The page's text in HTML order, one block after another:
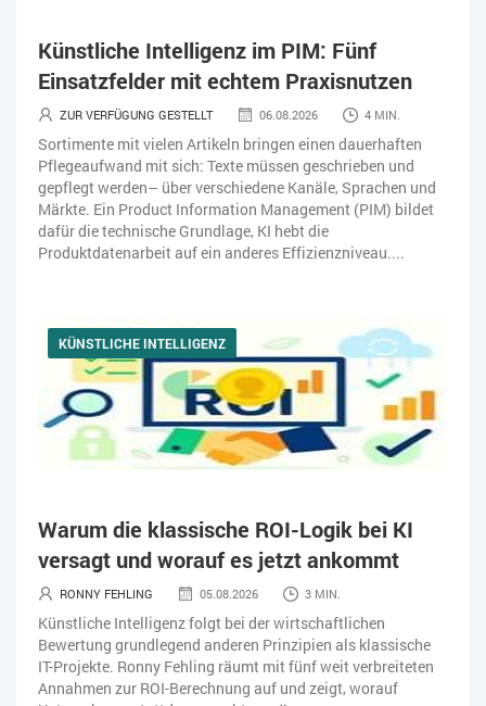
Künstliche Intelligenz im PIM: Fünf
Einsatzfelder mit echtem Praxisnutzen
ZUR VERFÜGUNG GESTELLT 06.08.2026 4 MIN.
Sortimente mit vielen Artikeln bringen einen dauerhaften
Pflegeaufwand mit sich: Texte müssen geschrieben und
gepflegt werden– über verschiedene Kanäle, Sprachen und
Märkte. Ein Product Information Management (PIM) bildet
dafür die technische Grundlage, KI hebt die
Produktdatenarbeit auf ein anderes Effizienzniveau....
KÜNSTLICHE INTELLIGENZ
Warum die klassische ROI-Logik bei KI
versagt und worauf es jetzt ankommt
RONNY FEHLING 05.08.2026 3 MIN.
Künstliche Intelligenz folgt bei der wirtschaftlichen
Bewertung grundlegend anderen Prinzipien als klassische
IT-Projekte. Ronny Fehling räumt mit fünf weit verbreiteten
Annahmen zur ROI-Berechnung auf und zeigt, worauf